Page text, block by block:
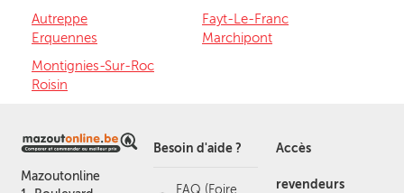
Autreppe
Erquennes
Fayt-Le-Franc
Marchipont
Montignies-Sur-Roc
Roisin
Mazoutonline
Besoin d'aide ?
FAQ (Foire
Accès
revendeurs